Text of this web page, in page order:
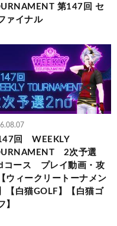
第147回 セ
ァイナル
回 WEEKLY
2次予選
コース プレイ動画・攻
ウィークリートーナメン
【白猫GOLF】【白猫ゴ
】